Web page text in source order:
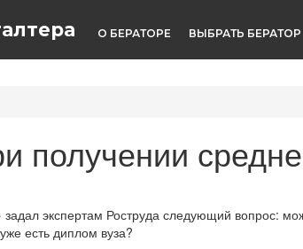
О БЕРАТОРЕ ВЫБРАТЬ БЕРАТОР
получении
экспертам Роструда следующий вопрос:
есть диплом вуза?